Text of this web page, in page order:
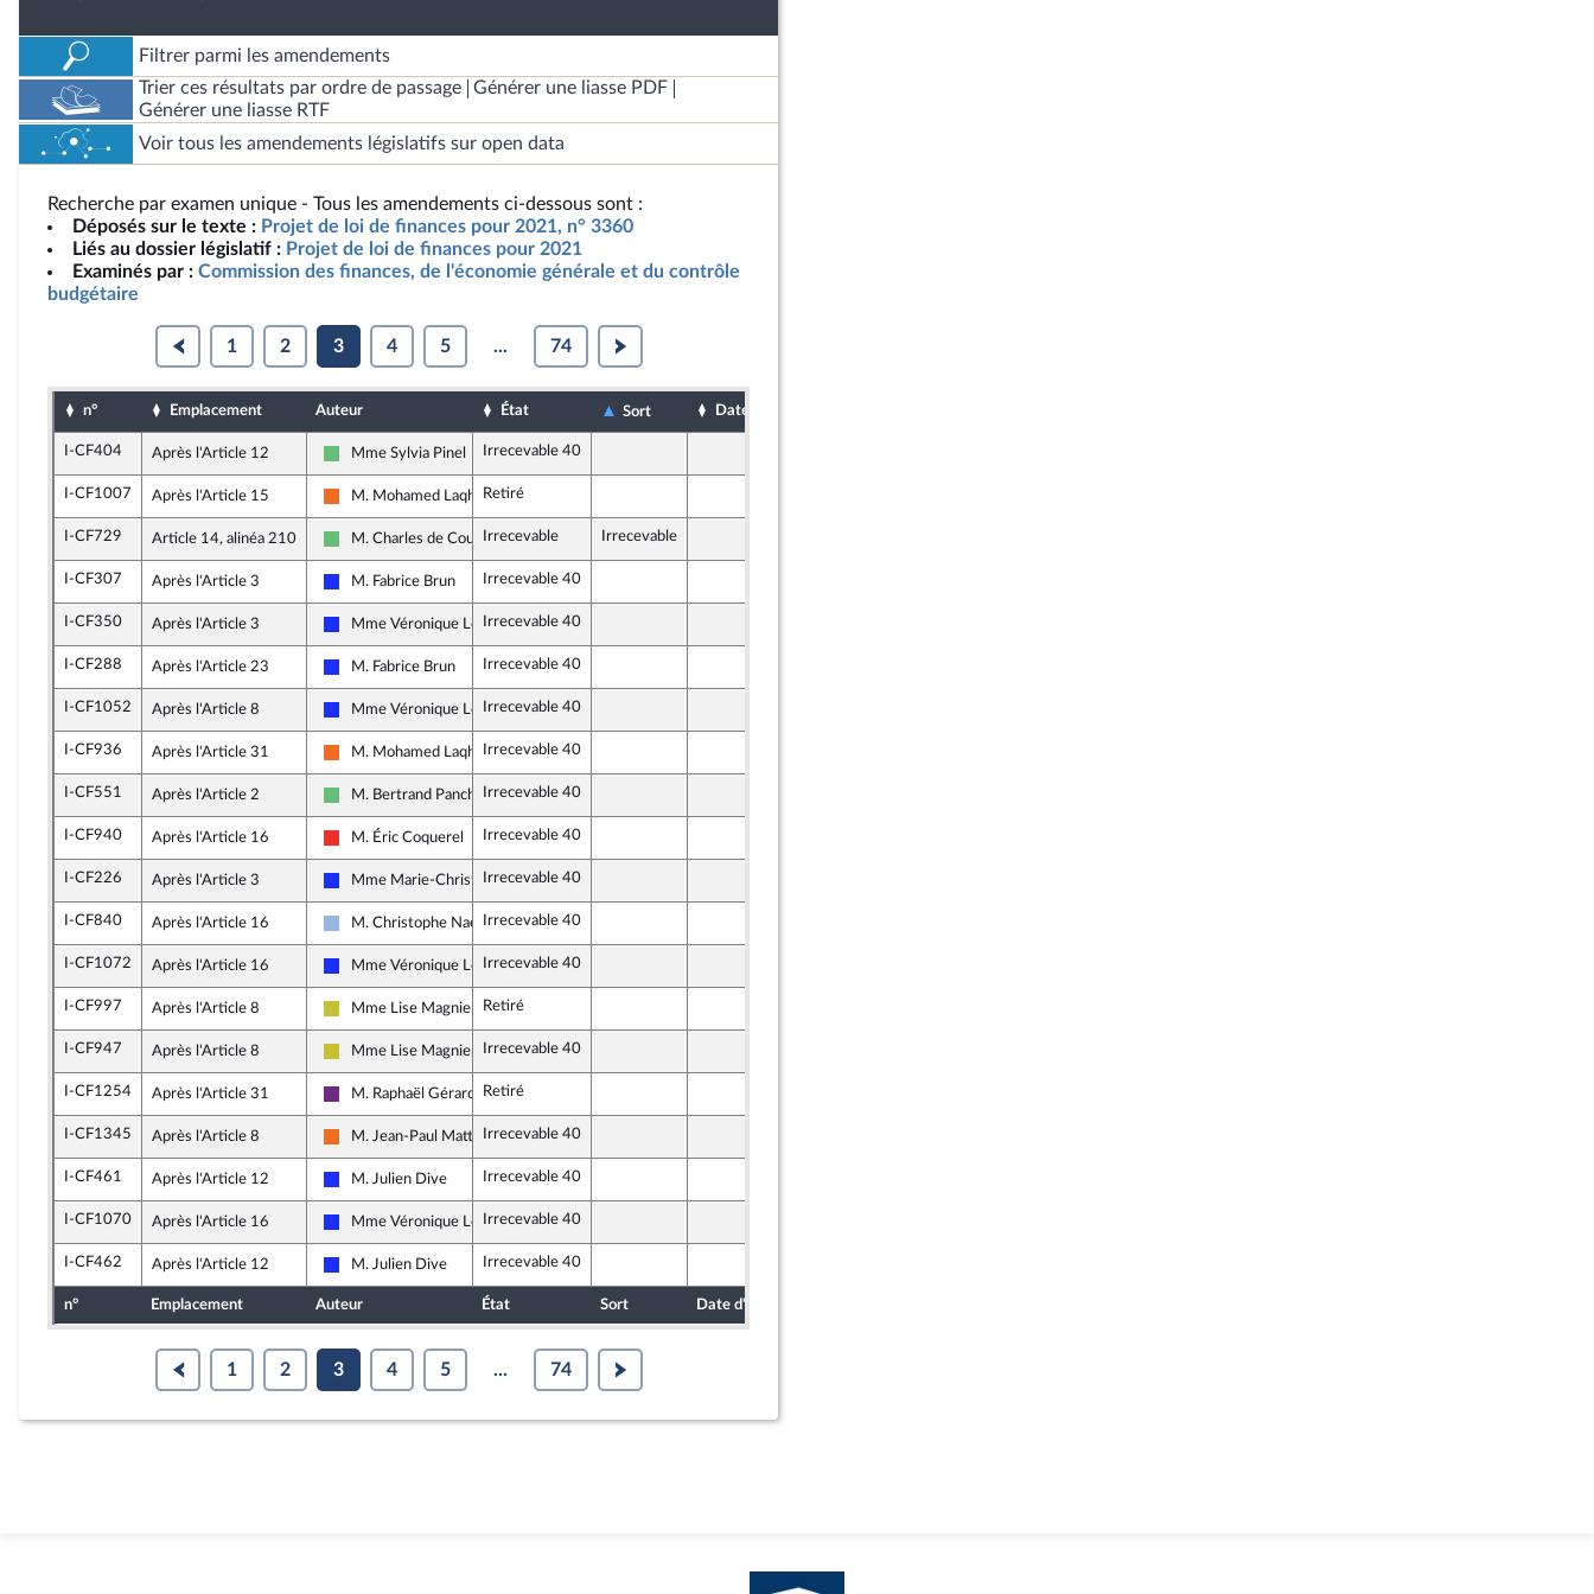
Filtrer parmi les amendements
Trier ces résultats par ordre de passage
Générer une liasse PDF
Générer une liasse RTF
Voir tous les amendements législatifs sur open data
Recherche par examen unique - Tous les amendements ci-dessous sont :
Déposés sur le texte : Projet de loi de finances pour 2021, n° 3360
Liés au dossier législatif : Projet de loi de finances pour 2021
Examinés par : Commission des finances, de l'économie générale et du contrôle
budgétaire
1 2 3 4 5 ... 74
n° Emplacement Auteur État Sort Date d'examen
I-CF404 Après l'Article 12
Libertés et Territoires
Mme Sylvia Pinel Irrecevable 40
I-CF1007 Après l'Article 15
Mouvement Démocrate (MoDem) et Démocrates apparentés
M. Mohamed LaqhilaRetiré
I-CF729 Article 14, alinéa 210
Libertés et Territoires
M. Charles de CoursonIrrecevable Irrecevable
I-CF307 Après l'Article 3
Les Républicains
M. Fabrice Brun Irrecevable 40
I-CF350 Après l'Article 3
Les Républicains
Mme Véronique LouwagieIrrecevable 40
I-CF288 Après l'Article 23
Les Républicains
M. Fabrice Brun Irrecevable 40
I-CF1052 Après l'Article 8
Les Républicains
Mme Véronique LouwagieIrrecevable 40
I-CF936 Après l'Article 31
Mouvement Démocrate (MoDem) et Démocrates apparentés
M. Mohamed LaqhilaIrrecevable 40
I-CF551 Après l'Article 2
Libertés et Territoires
M. Bertrand PancherIrrecevable 40
I-CF940 Après l'Article 16
La France insoumise
M. Éric Coquerel Irrecevable 40
I-CF226 Après l'Article 3
Les Républicains
Mme Marie-Christine Dalloz
Irrecevable 40
I-CF840 Après l'Article 16
UDI et Indépendants
M. Christophe NaegelenIrrecevable 40
I-CF1072 Après l'Article 16
Les Républicains
Mme Véronique LouwagieIrrecevable 40
I-CF997 Après l'Article 8
Agir ensemble
Mme Lise Magnier Retiré
I-CF947 Après l'Article 8
Agir ensemble
Mme Lise Magnier Irrecevable 40
I-CF1254 Après l'Article 31
La République en Marche
M. Raphaël Gérard Retiré
I-CF1345 Après l'Article 8
Mouvement Démocrate (MoDem) et Démocrates apparentés
M. Jean-Paul Mattei Irrecevable 40
I-CF461 Après l'Article 12
Les Républicains
M. Julien Dive Irrecevable 40
I-CF1070 Après l'Article 16
Les Républicains
Mme Véronique LouwagieIrrecevable 40
I-CF462 Après l'Article 12
Les Républicains
M. Julien Dive Irrecevable 40
n° Emplacement Auteur État Sort Date d'examen
1 2 3 4 5 ... 74